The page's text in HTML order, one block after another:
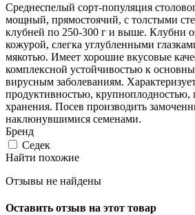
Среднеспелый сорт-популяция
мощный, прямостоячий, с толстыми
клубней по 250-300 г и выше. Клубни
кожурой, слегка углубленными
мякотью. Имеет хорошие вкусовые
комплексной устойчивостью к
вирусным заболеваниям.
продуктивностью, крупноплодностью,
хранения. Посев производить
наклюнувшимися семенами.
Бренд
Седек
Найти похожие
Отзывы не найдены
Оставить отзыв на этот товар